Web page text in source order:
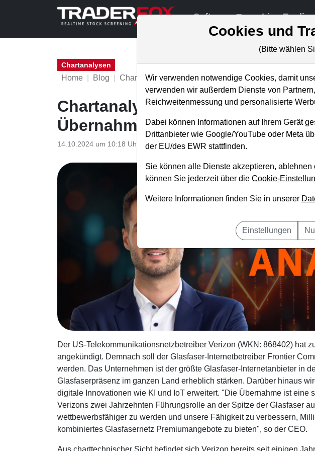
Software Live-
Chartanalysen
Home Blog Chartanalysen
Chartanalyse Verizon: 20 Mrd.
Übernahme von Frontier!
14.10.2024 um 10:18 Uhr P. Uhlschmied
Der US-Telekommunikationsnetzbetreiber Verizon (WKN: 868402) hat
angekündigt. Demnach soll der Glasfaser-Internetbetreiber Frontier
werden. Das Unternehmen ist der größte Glasfaser-Internetanbieter in
Glasfaserpräsenz im ganzen Land erheblich stärken. Darüber hinaus
digitale Innovationen wie KI und IoT erweitert. "Die Übernahme ist eine
Verizons zwei Jahrzehnten Führungsrolle an der Spitze der Glasfaser
wettbewerbsfähiger zu werden und unsere Fähigkeit zu verbessern,
kombiniertes Glasfasernetz Premiumangebote zu bieten", so der CEO.
Cookies und
(Bitte wählen
Wir verwenden notwendige Cookies, damit
verwenden wir außerdem Dienste von
Reichweitenmessung und personalisierte
Dabei können Informationen auf Ihrem Gerät
Drittanbieter wie Google/YouTube oder Meta
der EU/des EWR stattfinden.
Sie können alle Dienste akzeptieren,
können Sie jederzeit über die Cookie-
Weitere Informationen finden Sie in unserer
Einstellungen